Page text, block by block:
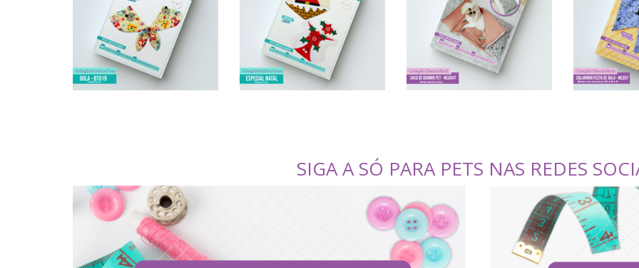
SIGA A SÓ PARA PETS NAS REDES